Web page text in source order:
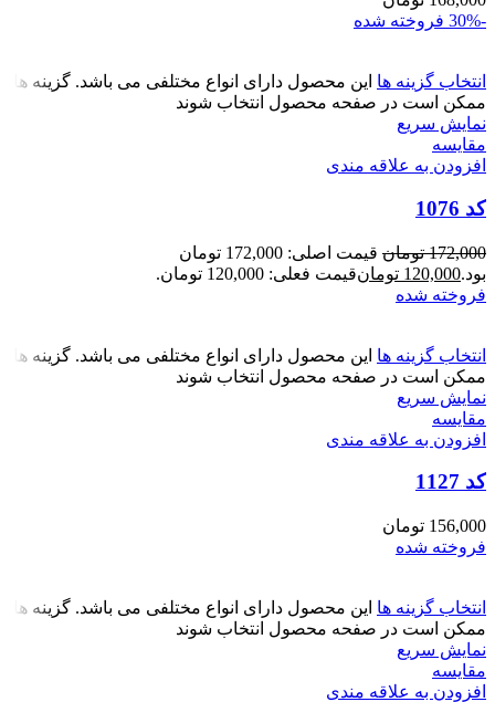
-30%
فروخته شده
انتخاب گزینه ها این محصول دارای انواع مختلفی می باشد. گزینه ها
ممکن است در صفحه محصول انتخاب شوند
نمایش سریع
مقايسه
افزودن به علاقه مندی
کد 1076
172,000 تومان
قیمت اصلی: 172,000 تومان
بود.120,000 تومانقیمت فعلی: 120,000 تومان.
فروخته شده
انتخاب گزینه ها این محصول دارای انواع مختلفی می باشد. گزینه ها
ممکن است در صفحه محصول انتخاب شوند
نمایش سریع
مقايسه
افزودن به علاقه مندی
کد 1127
156,000 تومان
فروخته شده
انتخاب گزینه ها این محصول دارای انواع مختلفی می باشد. گزینه ها
ممکن است در صفحه محصول انتخاب شوند
نمایش سریع
مقايسه
افزودن به علاقه مندی